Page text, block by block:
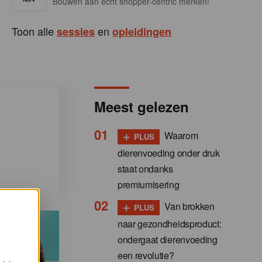
Toon allesessiesen opleidingen
Meest gelezen
+ PLUS
Waarom
dierenvoeding onder druk
staat ondanks
premiumisering
+ PLUS
Van brokken
naar gezondheidsproduct:
ondergaat dierenvoeding
een revolutie?